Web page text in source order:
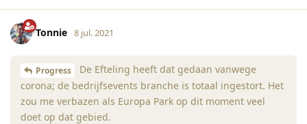
Tonnie 8 jul. 2021
Progress
De Efteling heeft dat gedaan vanwege
corona; de bedrijfsevents branche is totaal ingestort. Het
zou me verbazen als Europa Park op dit moment veel
doet op dat gebied.